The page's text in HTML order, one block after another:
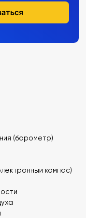
(барометр)
компас)